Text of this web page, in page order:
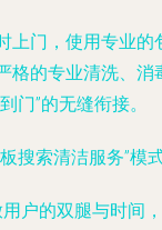
上门，使用专业
格的专业清洗、
门”的无缝衔接。
搜索清洁服务”模
用户的双腿与时间